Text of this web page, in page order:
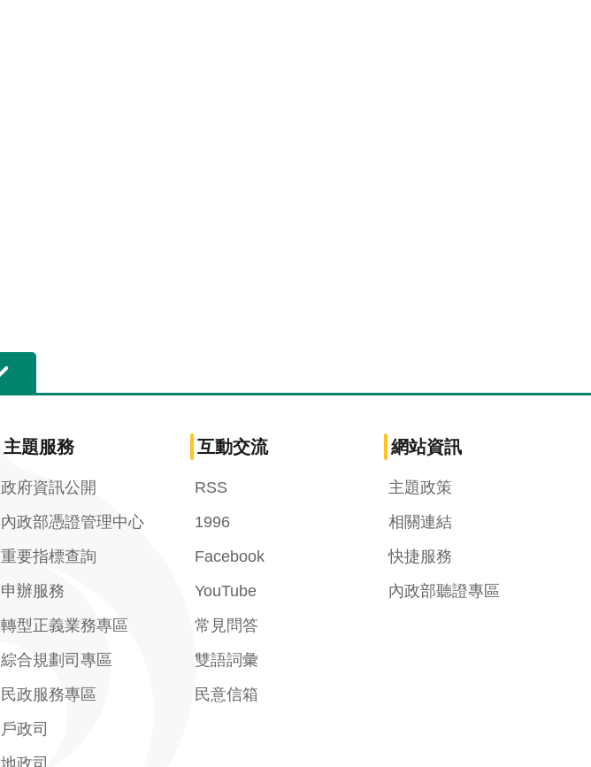
主題服務
政府資訊公開
內政部憑證管理中心
重要指標查詢
申辦服務
轉型正義業務專區
綜合規劃司專區
民政服務專區
戶政司
地政司
互動交流
RSS
1996
Facebook
YouTube
常見問答
雙語詞彙
民意信箱
網站資訊
主題政策
相關連結
快捷服務
內政部聽證專區